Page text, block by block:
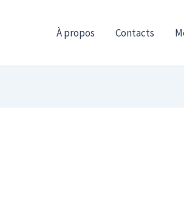
À propos Contacts